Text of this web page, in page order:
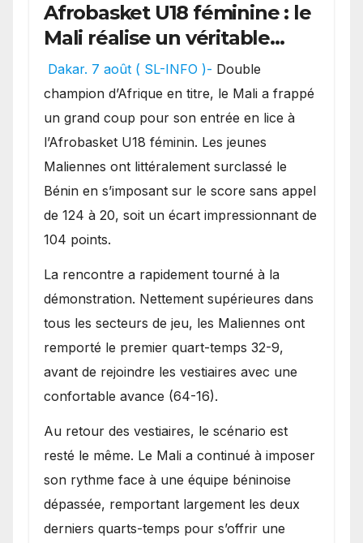
Afrobasket U18 féminine : le
Mali réalise un véritable
festival offensif et inflige
une lourde défaite au
Bénin.
Dakar. 7 août ( SL-INFO )- Double
champion d’Afrique en titre, le Mali a frappé
un grand coup pour son entrée en lice à
l’Afrobasket U18 féminin. Les jeunes
Maliennes ont littéralement surclassé le
Bénin en s’imposant sur le score sans appel
de 124 à 20, soit un écart impressionnant de
104 points.
La rencontre a rapidement tourné à la
démonstration. Nettement supérieures dans
tous les secteurs de jeu, les Maliennes ont
remporté le premier quart-temps 32-9,
avant de rejoindre les vestiaires avec une
confortable avance (64-16).
Au retour des vestiaires, le scénario est
resté le même. Le Mali a continué à imposer
son rythme face à une équipe béninoise
dépassée, remportant largement les deux
derniers quarts-temps pour s’offrir une